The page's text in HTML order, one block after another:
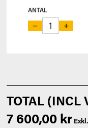
ANTAL
− +
7 600,00 kr